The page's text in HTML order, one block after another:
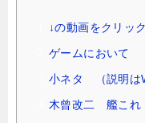
↓の動画をクリッ
ゲームにおいて
小ネタ （説明は
木曾改二 艦これ